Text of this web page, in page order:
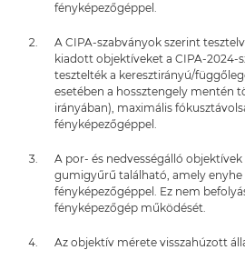
fényképezőgéppel.
A CIPA-szabványok szerint
kiadott objektíveket a CIPA-2024-
tesztelték a keresztirányú/
esetében a hossztengely mentén
irányában), maximális
fényképezőgéppel.
A por- és nedvességálló
gumigyűrű található, amely enyhe
fényképezőgéppel. Ez nem
fényképezőgép működését.
Az objektív mérete visszahúzott